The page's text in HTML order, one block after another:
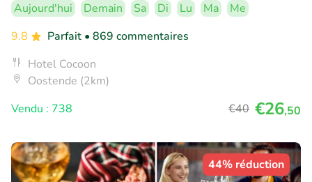
Aujourd'hui Demain Sa Di Lu Ma
Me
9.8
Parfait • 869 commentaires
Hotel Cocoon
Oostende (2km)
Vendu : 738
€40 €26,50
44% réduction